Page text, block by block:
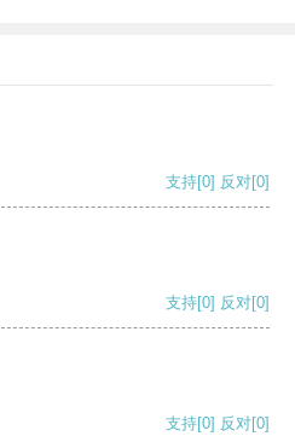
支持[0] 反对[0]
支持[0] 反对[0]
支持[0] 反对[0]